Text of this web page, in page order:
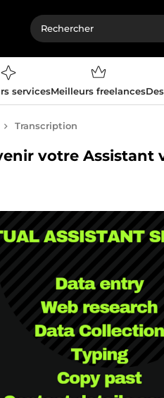
servicesMeilleurs freelances
Transcription
votre Assistant